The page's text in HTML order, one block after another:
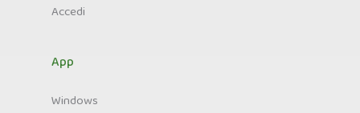
Accedi
App
Windows